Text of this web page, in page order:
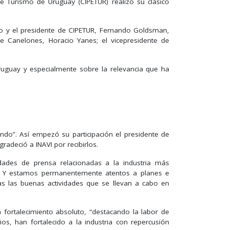
el presidente de CIPETUR, Fernando Goldsman,
Horacio Yanes; el vicepresidente de
y especialmente sobre la relevancia que ha
Así empezó su participación el presidente de
a INAVI por recibirlos.
de prensa relacionadas a la industria más
estamos permanentemente atentos a planes e
las buenas actividades que se llevan a cabo en
absoluto, “destacando la labor de
han fortalecido a la industria con repercusión